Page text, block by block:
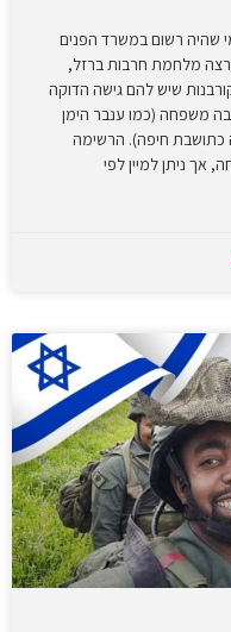
שהיה רשום במשרד הפנים
מלחמת חרבות ברזל,
שיש להם גישה הדוקה
בה משפחה (כמו ענבר הימן
חיפה). הרשימה
ניתן למיין לפי